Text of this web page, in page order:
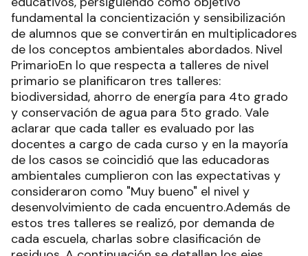
fundamental la concientización y sensibilización
de alumnos que se convertirán en multiplicadores
de los conceptos ambientales abordados. Nivel
PrimarioEn lo que respecta a talleres de nivel
primario se planificaron tres talleres:
biodiversidad, ahorro de energía para 4to grado
y conservación de agua para 5to grado. Vale
aclarar que cada taller es evaluado por las
docentes a cargo de cada curso y en la mayoría
de los casos se coincidió que las educadoras
ambientales cumplieron con las expectativas y
consideraron como "Muy bueno" el nivel y
desenvolvimiento de cada encuentro.Además de
estos tres talleres se realizó, por demanda de
cada escuela, charlas sobre clasificación de